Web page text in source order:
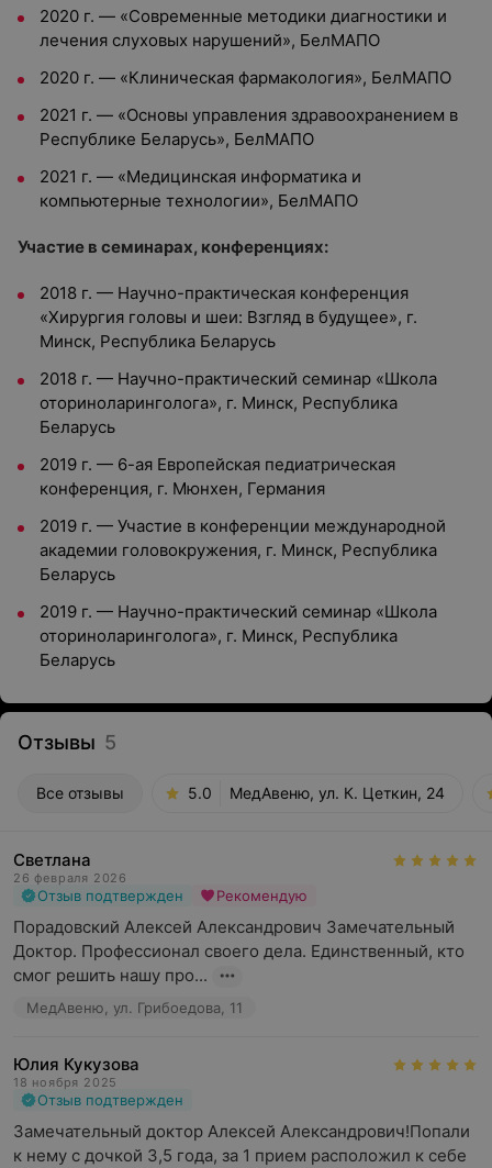
2020 г. — «Современные методики диагностики и
лечения слуховых нарушений», БелМАПО
2020 г. — «Клиническая фармакология», БелМАПО
2021 г. — «Основы управления здравоохранением в
Республике Беларусь», БелМАПО
2021 г. — «Медицинская информатика и
компьютерные технологии», БелМАПО
Участие в семинарах, конференциях:
2018 г. — Научно-практическая конференция
«Хирургия головы и шеи: Взгляд в будущее», г.
Минск, Республика Беларусь
2018 г. — Научно-практический семинар «Школа
оториноларинголога», г. Минск, Республика
Беларусь
2019 г. — 6-ая Европейская педиатрическая
конференция, г. Мюнхен, Германия
2019 г. — Участие в конференции международной
академии головокружения, г. Минск, Республика
Беларусь
2019 г. — Научно-практический семинар «Школа
оториноларинголога», г. Минск, Республика
Беларусь
Отзывы 5
Все отзывы 5.0 МедАвеню, ул. К. Цеткин, 24
Светлана
26 февраля 2026
Отзыв подтвержден Рекомендую
Порадовский Алексей Александрович Замечательный
Доктор. Профессионал своего дела. Единственный, кто
смог решить нашу про...
МедАвеню, ул. Грибоедова, 11
Юлия Кукузова
18 ноября 2025
Отзыв подтвержден
Замечательный доктор Алексей Александрович!Попали
к нему с дочкой 3,5 года, за 1 прием расположил к себе